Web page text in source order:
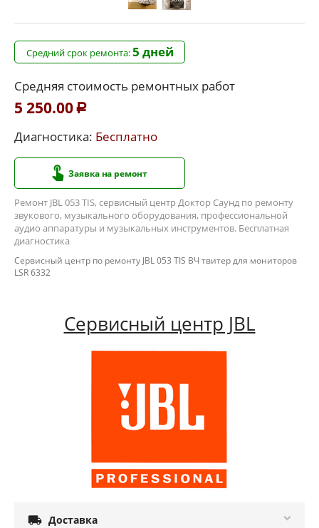
Средний срок ремонта:5 дней
Средняя стоимость ремонтных работ
5 250.00 Р
Диагностика: Бесплатно
Заявка на ремонт
Ремонт JBL 053 TIS, сервисный центр Доктор Саунд по ремонту
звукового, музыкального оборудования, профессиональной
аудио аппаратуры и музыкальных инструментов. Бесплатная
диагностика
Сервисный центр по ремонту JBL 053 TIS ВЧ твитер для мониторов
LSR 6332
Сервисный центр JBL
 Доставка